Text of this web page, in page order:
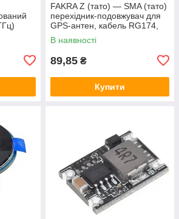
FAKRA Z (тато) — SMA (тато)
перехідник-подовжувач для
GPS-антен, кабель RG174,
15 см
В наявності
89,85 ₴
Купити